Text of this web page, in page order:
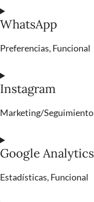
WhatsApp
Preferencias, Funcional
Instagram
Marketing/Seguimiento
Google Analytics
Estadísticas, Funcional